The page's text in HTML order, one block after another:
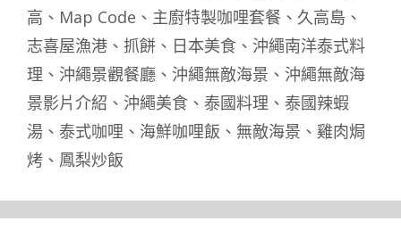
高 、 Map Code 、 主廚特製咖哩套餐 、 久高島 、
志喜屋漁港 、 抓餅 、 日本美食 、 沖繩南洋泰式料
理 、 沖繩景觀餐廳 、 沖繩無敵海景 、 沖繩無敵海
景影片介紹 、 沖繩美食 、 泰國料理 、 泰國辣蝦
湯 、 泰式咖哩 、 海鮮咖哩飯 、 無敵海景 、 雞肉焗
烤 、 鳳梨炒飯